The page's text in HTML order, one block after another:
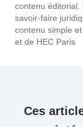
contenu éditorial.
savoir-faire
contenu simple
et de HEC Paris
Ces